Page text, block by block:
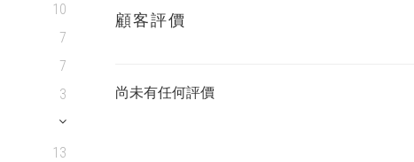
10
7
7
3
13
顧客評價
尚未有任何評價